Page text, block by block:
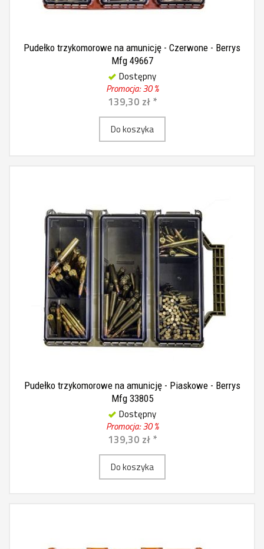
Pudełko trzykomorowe na amunicję - Czerwone - Berrys
Mfg 49667
Dostępny
Promocja: 30 %
139,30 zł *
Do koszyka
Pudełko trzykomorowe na amunicję - Piaskowe - Berrys
Mfg 33805
Dostępny
Promocja: 30 %
139,30 zł *
Do koszyka